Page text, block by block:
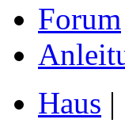
Forum
Haus |